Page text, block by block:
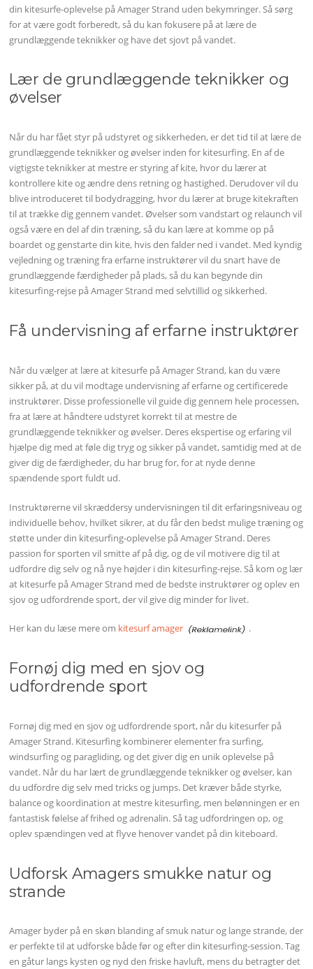
din kitesurfe-oplevelse på Amager Strand uden bekymringer. Så sørg
for at være godt forberedt, så du kan fokusere på at lære de
grundlæggende teknikker og have det sjovt på vandet.
Lær de grundlæggende teknikker og
øvelser
Når du har fået styr på udstyret og sikkerheden, er det tid til at lære de
grundlæggende teknikker og øvelser inden for kitesurfing. En af de
vigtigste teknikker at mestre er styring af kite, hvor du lærer at
kontrollere kite og ændre dens retning og hastighed. Derudover vil du
blive introduceret til bodydragging, hvor du lærer at bruge kitekraften
til at trække dig gennem vandet. Øvelser som vandstart og relaunch vil
også være en del af din træning, så du kan lære at komme op på
boardet og genstarte din kite, hvis den falder ned i vandet. Med kyndig
vejledning og træning fra erfarne instruktører vil du snart have de
grundlæggende færdigheder på plads, så du kan begynde din
kitesurfing-rejse på Amager Strand med selvtillid og sikkerhed.
Få undervisning af erfarne instruktører
Når du vælger at lære at kitesurfe på Amager Strand, kan du være
sikker på, at du vil modtage undervisning af erfarne og certificerede
instruktører. Disse professionelle vil guide dig gennem hele processen,
fra at lære at håndtere udstyret korrekt til at mestre de
grundlæggende teknikker og øvelser. Deres ekspertise og erfaring vil
hjælpe dig med at føle dig tryg og sikker på vandet, samtidig med at de
giver dig de færdigheder, du har brug for, for at nyde denne
spændende sport fuldt ud.
Instruktørerne vil skræddersy undervisningen til dit erfaringsniveau og
individuelle behov, hvilket sikrer, at du får den bedst mulige træning og
støtte under din kitesurfing-oplevelse på Amager Strand. Deres
passion for sporten vil smitte af på dig, og de vil motivere dig til at
udfordre dig selv og nå nye højder i din kitesurfing-rejse. Så kom og lær
at kitesurfe på Amager Strand med de bedste instruktører og oplev en
sjov og udfordrende sport, der vil give dig minder for livet.
Her kan du læse mere om kitesurf amager .
Fornøj dig med en sjov og
udfordrende sport
Fornøj dig med en sjov og udfordrende sport, når du kitesurfer på
Amager Strand. Kitesurfing kombinerer elementer fra surfing,
windsurfing og paragliding, og det giver dig en unik oplevelse på
vandet. Når du har lært de grundlæggende teknikker og øvelser, kan
du udfordre dig selv med tricks og jumps. Det kræver både styrke,
balance og koordination at mestre kitesurfing, men belønningen er en
fantastisk følelse af frihed og adrenalin. Så tag udfordringen op, og
oplev spændingen ved at flyve henover vandet på din kiteboard.
Udforsk Amagers smukke natur og
strande
Amager byder på en skøn blanding af smuk natur og lange strande, der
er perfekte til at udforske både før og efter din kitesurfing-session. Tag
en gåtur langs kysten og nyd den friske havluft, mens du betragter det